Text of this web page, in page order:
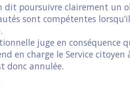
dit poursuivre clairement un
sont compétentes
juge en conséquence
en charge le Service
donc annulée.